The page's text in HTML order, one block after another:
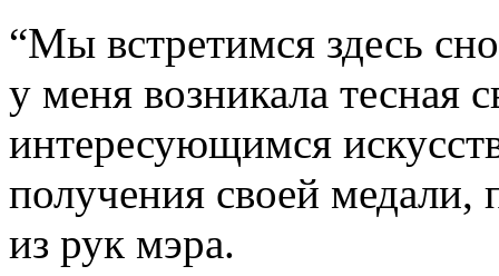
“Мы встретимся здесь
у меня возникала тесная
интересующимся
получения своей медали,
из рук мэра.